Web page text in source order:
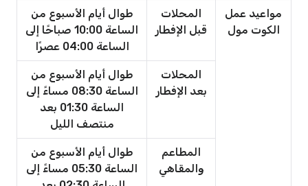
مواعيد عمل
الكوت مول
المحلات
قبل الإفطار
طوال أيام الأسبوع من
الساعة 10:00 صباحًا إلى
الساعة 04:00 عصرًا
المحلات
بعد الإفطار
طوال أيام الأسبوع من
الساعة 08:30 مساءً إلى
الساعة 01:30 بعد
منتصف الليل
المطاعم
والمقاهي
طوال أيام الأسبوع من
الساعة 05:30 مساءً إلى